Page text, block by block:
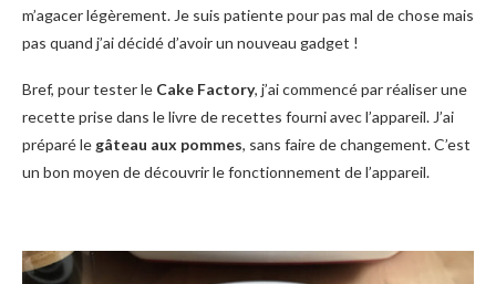
m’agacer légèrement. Je suis patiente pour pas mal de chose mais
pas quand j’ai décidé d’avoir un nouveau gadget !
Bref, pour tester le Cake Factory, j’ai commencé par réaliser une
recette prise dans le livre de recettes fourni avec l’appareil. J’ai
préparé le gâteau aux pommes, sans faire de changement. C’est
un bon moyen de découvrir le fonctionnement de l’appareil.